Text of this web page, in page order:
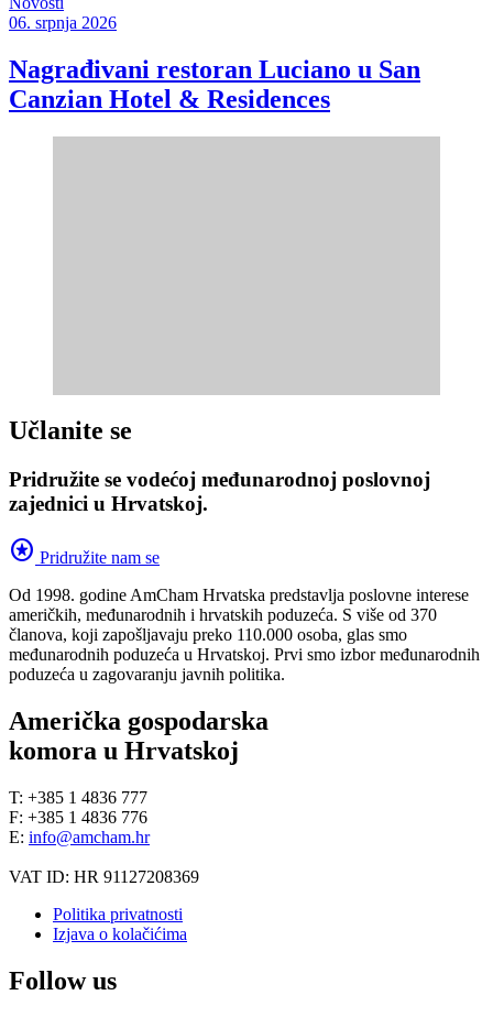
06. srpnja 2026
Nagrađivani restoran Luciano u San
Canzian Hotel & Residences
Učlanite se
Pridružite se vodećoj međunarodnoj poslovnoj
zajednici u Hrvatskoj.
stars Pridružite nam se
Od 1998. godine AmCham Hrvatska predstavlja poslovne interese
američkih, međunarodnih i hrvatskih poduzeća. S više od 370
članova, koji zapošljavaju preko 110.000 osoba, glas smo
međunarodnih poduzeća u Hrvatskoj. Prvi smo izbor međunarodnih
poduzeća u zagovaranju javnih politika.
Američka gospodarska
komora u Hrvatskoj
T: +385 1 4836 777
F: +385 1 4836 776
E: info@amcham.hr
VAT ID: HR 91127208369
Politika privatnosti
Izjava o kolačićima
Follow us